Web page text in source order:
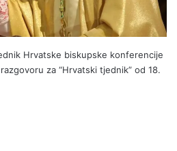
Hrvatske biskupske konferencije
za “Hrvatski tjednik” od 18.